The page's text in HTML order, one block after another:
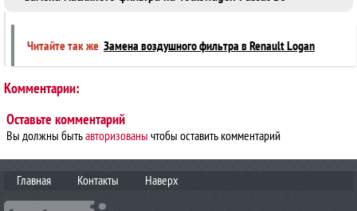
Читайте так же Замена воздушного фильтра в Renault Logan
Комментарии:
Оставьте комментарий
Вы должны бытьавторизованы чтобы оставить комментарий
Главная Контакты Наверх